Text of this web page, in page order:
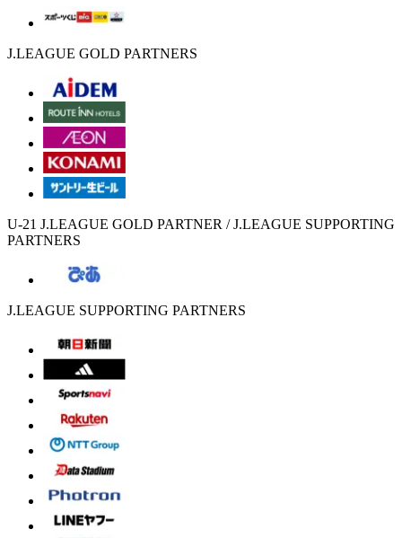
J.LEAGUE GOLD PARTNERS
U-21 J.LEAGUE GOLD PARTNER / J.LEAGUE SUPPORTING
PARTNERS
J.LEAGUE SUPPORTING PARTNERS